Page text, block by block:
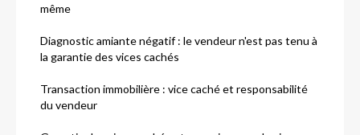
même
Diagnostic amiante négatif : le vendeur n'est pas tenu à
la garantie des vices cachés
Transaction immobilière : vice caché et responsabilité
du vendeur